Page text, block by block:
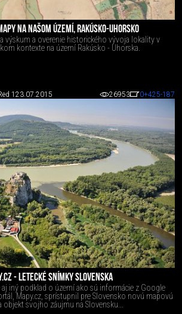
NA NAŠOM ÚZEMÍ, RAKÚSKO-UHORSKO
výskum a overenie historického vývoja lokality v
kontexte na území Rakúsko - Uhorska.
1 23.07.2015 26953 0+425-187
- LETECKÉ SNÍMKY SLOVENSKA
iný podklad o území ako sú informácie z Google
Mapy.cz, sprístupnil pre Slovensko novú mapovú
objekt svojho záujmu na Slovensku...